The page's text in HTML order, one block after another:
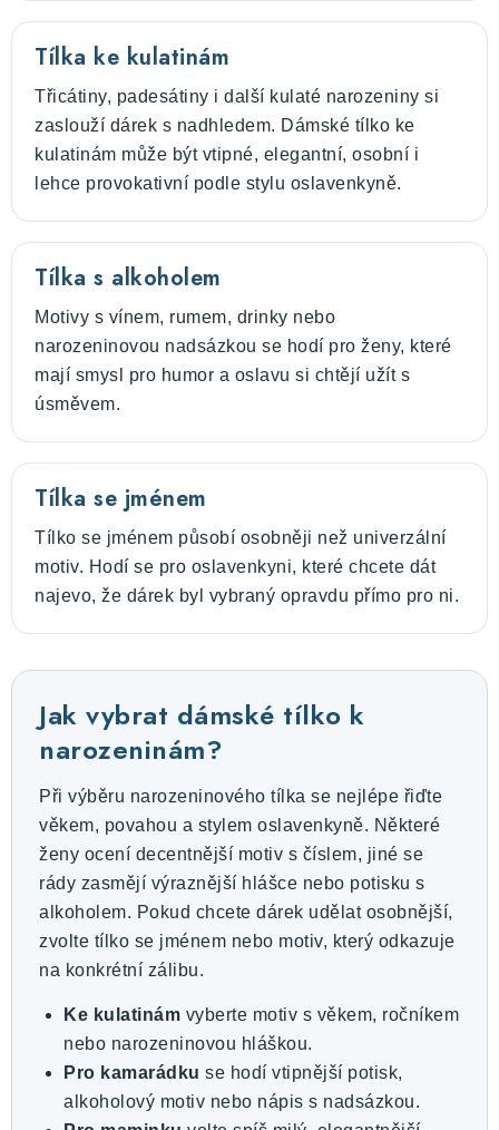
Tílka ke kulatinám
Třicátiny, padesátiny i další kulaté narozeniny si
zaslouží dárek s nadhledem. Dámské tílko ke
kulatinám může být vtipné, elegantní, osobní i
lehce provokativní podle stylu oslavenkyně.
Tílka s alkoholem
Motivy s vínem, rumem, drinky nebo
narozeninovou nadsázkou se hodí pro ženy, které
mají smysl pro humor a oslavu si chtějí užít s
úsměvem.
Tílka se jménem
Tílko se jménem působí osobněji než univerzální
motiv. Hodí se pro oslavenkyni, které chcete dát
najevo, že dárek byl vybraný opravdu přímo pro ni.
Jak vybrat dámské tílko k
narozeninám?
Při výběru narozeninového tílka se nejlépe řiďte
věkem, povahou a stylem oslavenkyně. Některé
ženy ocení decentnější motiv s číslem, jiné se
rády zasmějí výraznější hlášce nebo potisku s
alkoholem. Pokud chcete dárek udělat osobnější,
zvolte tílko se jménem nebo motiv, který odkazuje
na konkrétní zálibu.
Ke kulatinám vyberte motiv s věkem, ročníkem
nebo narozeninovou hláškou.
Pro kamarádku se hodí vtipnější potisk,
alkoholový motiv nebo nápis s nadsázkou.